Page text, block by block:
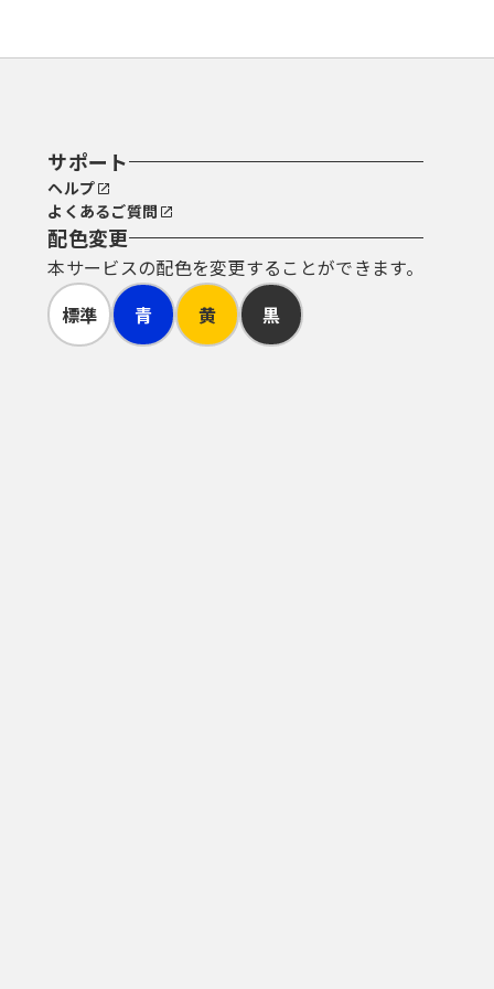
サポート
ヘルプ
よくあるご質問
配色変更
本サービスの配色を変更することができます。
標準
青 黄 黒